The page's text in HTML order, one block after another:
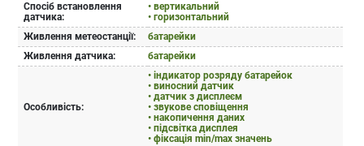
Спосіб встановлення
датчика:
• вертикальний
• горизонтальний
Живлення метеостанції:
батарейки
Живлення датчика:
батарейки
Особливість:
• індикатор розряду батарейок
• виносний датчик
• датчик з дисплеєм
• звукове сповіщення
• накопичення даних
• підсвітка дисплея
• фіксація min/max значень